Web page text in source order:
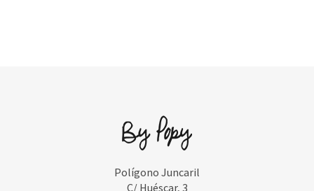
Polígono Juncaril
C/ Huéscar, 3